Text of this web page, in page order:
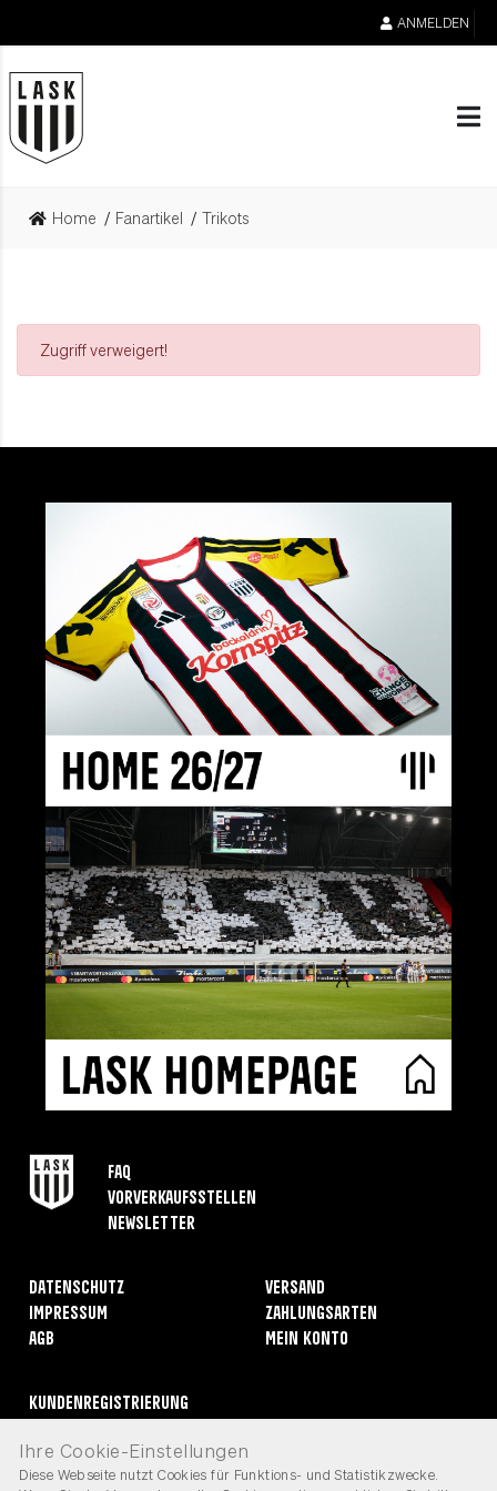
ANMELDEN
Home Fanartikel Trikots
Zugriff verweigert!
FAQ
Vorverkaufsstellen
Newsletter
Datenschutz
Impressum
AGB
Versand
Zahlungsarten
Mein Konto
Kundenregistrierung
Widerruf erklären
Kontakt
Ihre Cookie-Einstellungen
Diese Webseite nutzt Cookies für Funktions- und Statistikzwecke.